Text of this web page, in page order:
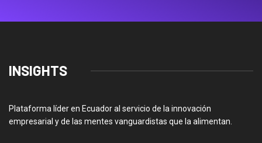
INSIGHTS
Plataforma líder en Ecuador al servicio de la innovación
empresarial y de las mentes vanguardistas que la alimentan.